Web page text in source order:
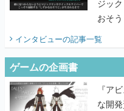
ジッ
おそ
インタビューの記事一覧
ゲームの企画書
『ア
な開